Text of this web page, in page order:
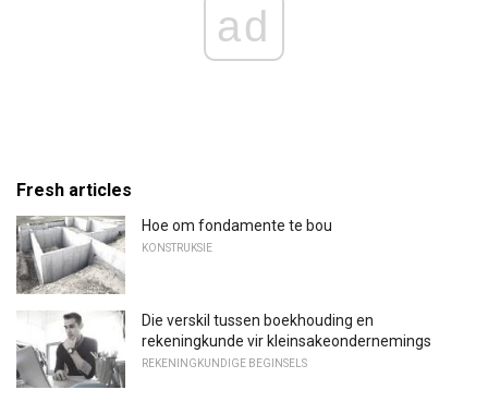
ad
Fresh articles
Hoe om fondamente te bou
KONSTRUKSIE
Die verskil tussen boekhouding en
rekeningkunde vir kleinsakeondernemings
REKENINGKUNDIGE BEGINSELS